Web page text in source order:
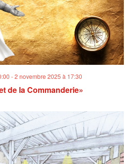
de la Commanderie»
-2 novembre 2025 à 17:30